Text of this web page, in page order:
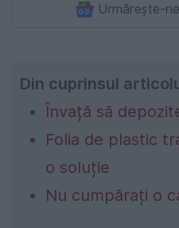
Urmărește-
Din cuprinsul
Învață să
Folia de plastic
o soluție
Nu cumpărați o